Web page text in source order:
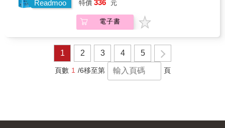
感咖啡廳巡禮。
了飽覽高山雲海，記得到「山角鐵茶屋」體驗
攤，既能飽餐一頓又可以享庇佑。 & 【裝幀與
設計理念】 將傳統融合現代，除了熱門的店，
也希望把在地感具體呈現，尤其以雙忠廟的燈
籠來畫龍點睛。封面用紙選擇維納斯雪莎紙，
以高雅柔和的光澤呈現絳紅底色；內頁更精選
了微塗御紙，手感與視覺俱佳，不過於飽和卻
更趨於自然。 & 本書特色 & ＃主題式規劃：可
輯：求財求愛情的廟宇、特色調味料大全、質
Readmoo
感動的飲食書2023年全新全區高雄美食紀錄耗
費10年，踏查大高雄120家店的味蕾地圖＊隨書
附贈｜10條最貼地的尋味/行旅路線手繪高雄區
詞，已超脫美味與否的層次，屬於一種精神性
的療癒，是「這是我愛的生活，貼合我自己口
味最重要」的完整意念。◆合味，不僅好味，
更是精神滿足流連在高雄小吃攤頭，仔細拉長
特價 336 元
電子書
1 2 3 4 5
頁數 1 /6移至第 頁